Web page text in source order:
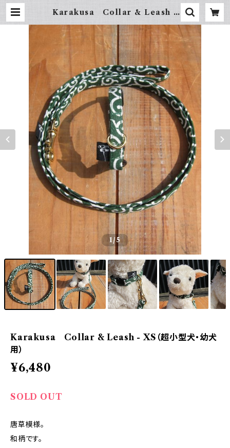
Karakusa Collar & Leash -
te
1/5
Karakusa Collar & Leash - XS（超小型犬・幼犬
用）
¥6,480
SOLD OUT
唐草模様。
和柄です。